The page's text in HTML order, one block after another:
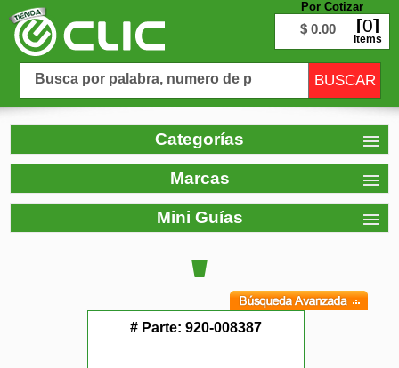
Por Cotizar
$ 0.00 0
Items
Categorías
Marcas
Mini Guías
# Parte: 920-008387